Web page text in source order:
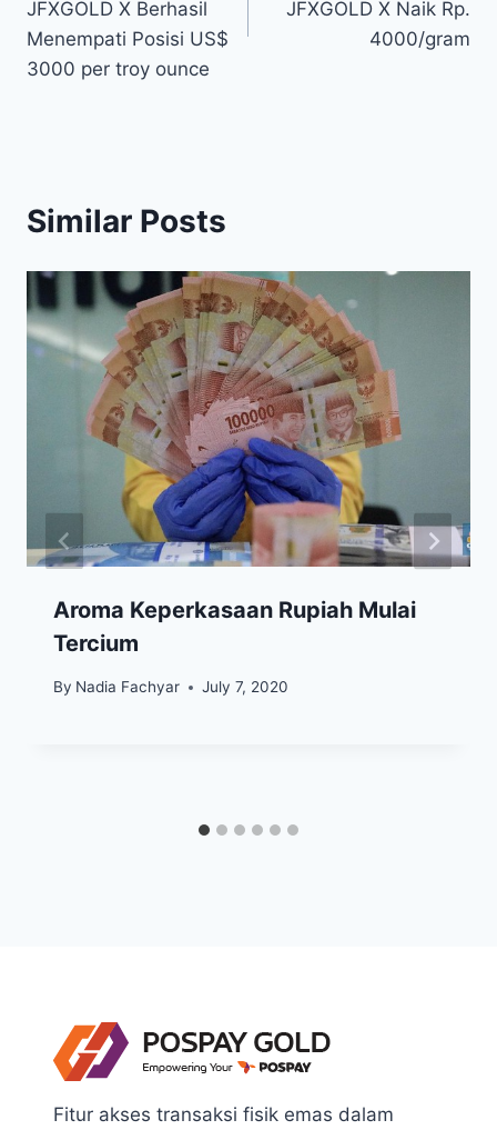
JFXGOLD X Berhasil
Menempati Posisi US$
3000 per troy ounce
JFXGOLD X Naik Rp.
4000/gram
Similar Posts
Aroma Keperkasaan Rupiah Mulai
Tercium
By Nadia Fachyar July 7, 2020
Fitur akses transaksi fisik emas dalam